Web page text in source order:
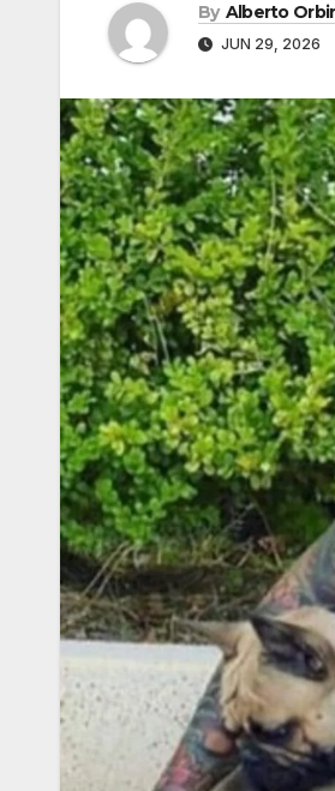
By Alberto
JUN 29, 2026